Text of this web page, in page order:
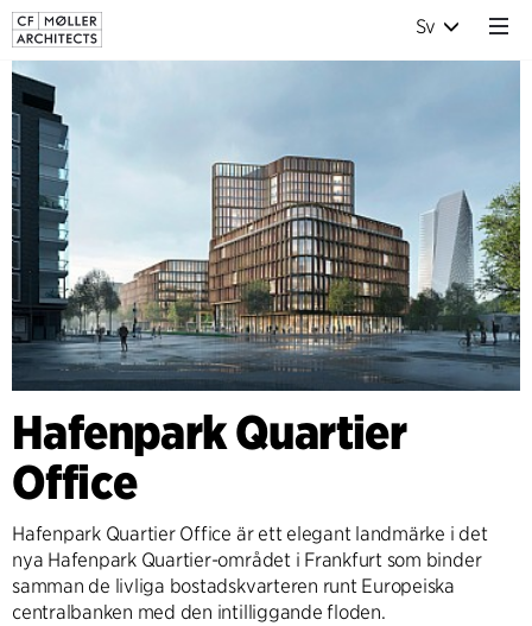
Sv
Hafenpark Quartier
Office
Hafenpark Quartier Office är ett elegant landmärke i det
nya Hafenpark Quartier-området i Frankfurt som binder
samman de livliga bostadskvarteren runt Europeiska
centralbanken med den intilliggande floden.